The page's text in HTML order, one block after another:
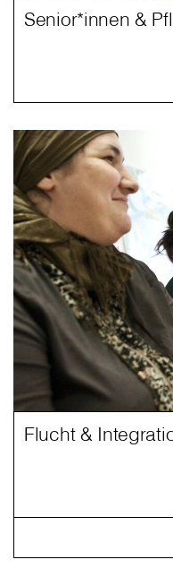
Senior*innen &
Flucht &